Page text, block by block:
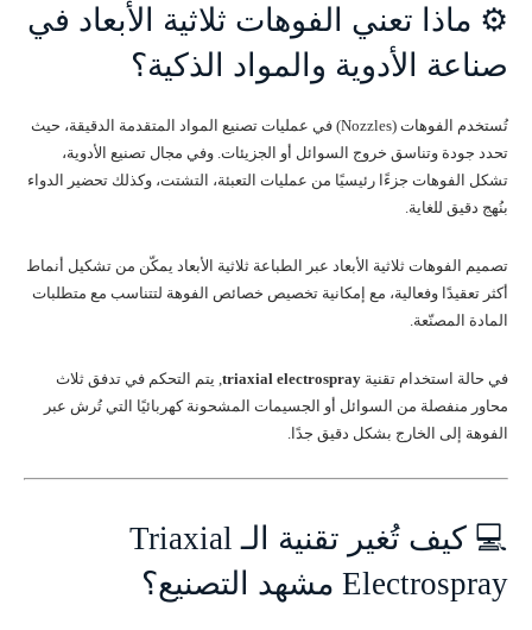
⚙️ ماذا تعني الفوهات ثلاثية الأبعاد في
صناعة الأدوية والمواد الذكية؟
تُستخدم الفوهات (Nozzles) في عمليات تصنيع المواد المتقدمة الدقيقة، حيث
تحدد جودة وتناسق خروج السوائل أو الجزيئات. وفي مجال تصنيع الأدوية،
تشكل الفوهات جزءًا رئيسيًا من عمليات التعبئة، التشتت، وكذلك تحضير الدواء
بنُهج دقيق للغاية.
تصميم الفوهات ثلاثية الأبعاد عبر الطباعة ثلاثية الأبعاد يمكّن من تشكيل أنماط
أكثر تعقيدًا وفعالية، مع إمكانية تخصيص خصائص الفوهة لتتناسب مع متطلبات
المادة المصنّعة.
في حالة استخدام تقنية triaxial electrospray , يتم التحكم في تدفق ثلاث
محاور منفصلة من السوائل أو الجسيمات المشحونة كهربائيًا التي تُرش عبر
الفوهة إلى الخارج بشكل دقيق جدًا.
💻 كيف تُغير تقنية الـ Triaxial
Electrospray مشهد التصنيع؟